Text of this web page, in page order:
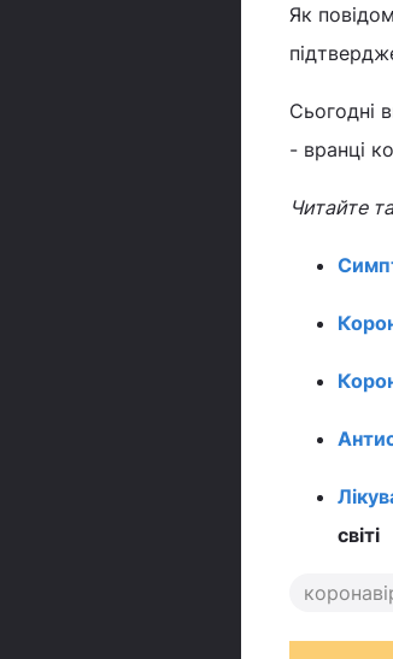
Як
Сьогодні
- вранці
Читайте
світі